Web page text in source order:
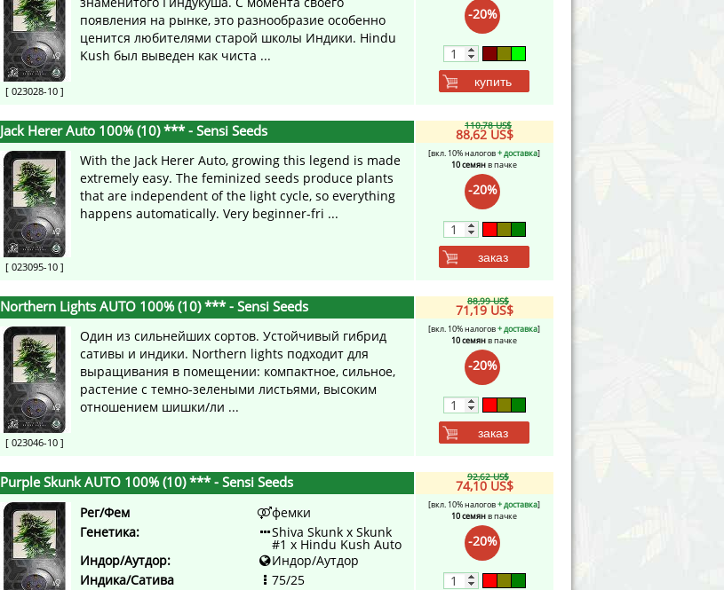
[ 023028-10 ]
появления на рынке, это разнообразие особенно
ценится любителями старой школы Индики. Hindu
Kush был выведен как чиста ...
-20%
купить
Jack Herer Auto 100% (10) ***- Sensi Seeds
[ 023095-10 ]
With the Jack Herer Auto, growing this legend is made
extremely easy. The feminized seeds produce plants
that are independent of the light cycle, so everything
happens automatically. Very beginner-fri ...
110,78 US$
88,62 US$
[вкл. 10% налогов+ доставка]
10 семянв пачке
-20%
заказ
Northern Lights AUTO 100% (10) ***- Sensi Seeds
[ 023046-10 ]
Один из сильнейших сортов. Устойчивый гибрид
сативы и индики. Northern lights подходит для
выращивания в помещении: компактное, сильное,
растение с темно-зелеными листьями, высоким
отношением шишки/ли ...
88,99 US$
71,19 US$
[вкл. 10% налогов+ доставка]
10 семянв пачке
-20%
заказ
Purple Skunk AUTO 100% (10) ***- Sensi Seeds
Рег/Фем
фемки
Генетика:
Shiva Skunk x Skunk
#1 x Hindu Kush Auto
Индор/Аутдор:
Индор/Аутдор
Индика/Сатива
75/25
92,62 US$
74,10 US$
[вкл. 10% налогов+ доставка]
10 семянв пачке
-20%